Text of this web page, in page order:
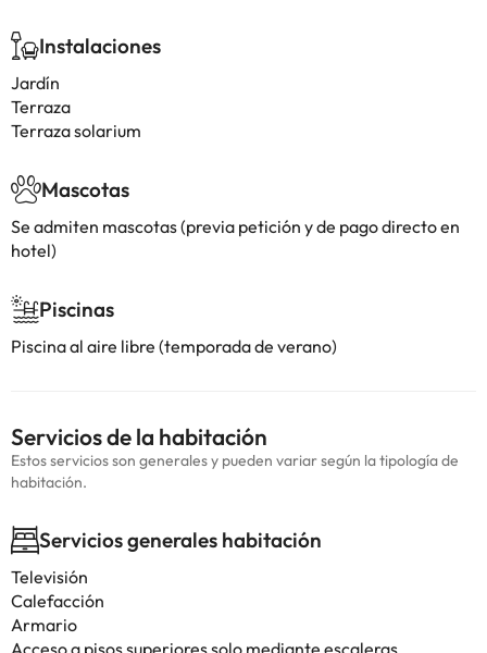
Instalaciones
Jardín
Terraza
Terraza solarium
Mascotas
Se admiten mascotas (previa petición y de pago directo en
hotel)
Piscinas
Piscina al aire libre (temporada de verano)
Servicios de la habitación
Estos servicios son generales y pueden variar según la tipología de
habitación.
Servicios generales habitación
Televisión
Calefacción
Armario
Acceso a pisos superiores solo mediante escaleras